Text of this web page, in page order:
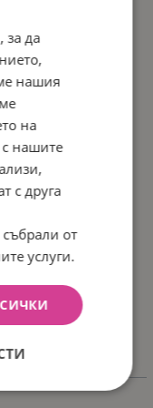
за да
нашия
на
нашите
с друга
от
услуги.